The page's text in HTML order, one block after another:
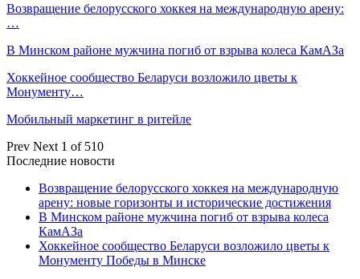
Возвращение белорусского хоккея на международную арену:
…
В Минском районе мужчина погиб от взрыва колеса КамАЗа
Хоккейное сообщество Беларуси возложило цветы к
Монументу…
Мобильный маркетинг в ритейле
Prev Next 1 of 510
Последние новости
Возвращение белорусского хоккея на международную
арену: новые горизонты и исторические достижения
В Минском районе мужчина погиб от взрыва колеса
КамАЗа
Хоккейное сообщество Беларуси возложило цветы к
Монументу Победы в Минске